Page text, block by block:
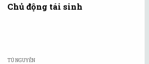
Chủ động tái sinh
TÚ NGUYỄN